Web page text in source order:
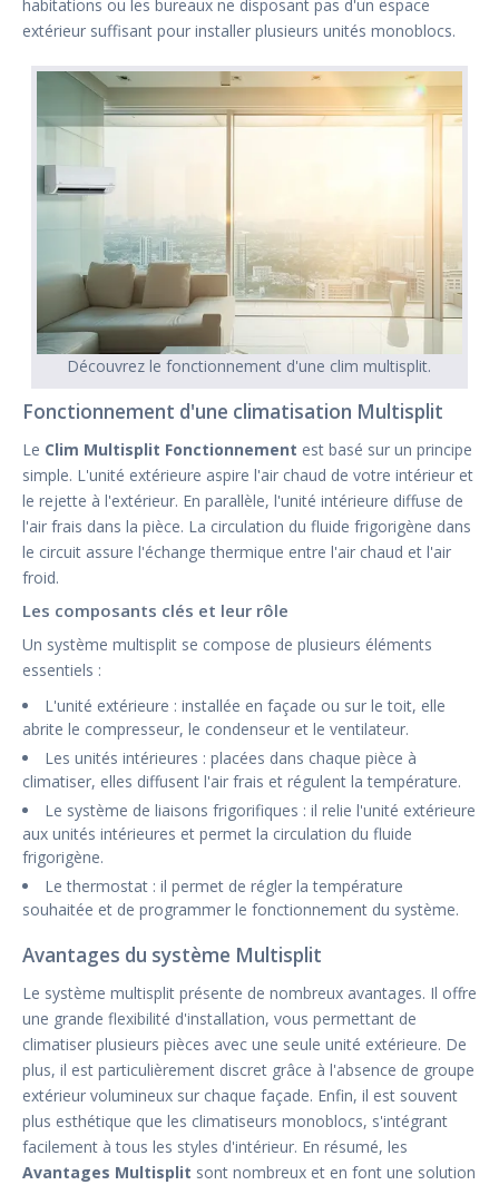
habitations ou les bureaux ne disposant pas d'un espace
extérieur suffisant pour installer plusieurs unités monoblocs.
Découvrez le fonctionnement d'une clim multisplit.
Fonctionnement d'une climatisation Multisplit
Le Clim Multisplit Fonctionnement est basé sur un principe
simple. L'unité extérieure aspire l'air chaud de votre intérieur et
le rejette à l'extérieur. En parallèle, l'unité intérieure diffuse de
l'air frais dans la pièce. La circulation du fluide frigorigène dans
le circuit assure l'échange thermique entre l'air chaud et l'air
froid.
Les composants clés et leur rôle
Un système multisplit se compose de plusieurs éléments
essentiels :
L'unité extérieure : installée en façade ou sur le toit, elle
abrite le compresseur, le condenseur et le ventilateur.
Les unités intérieures : placées dans chaque pièce à
climatiser, elles diffusent l'air frais et régulent la température.
Le système de liaisons frigorifiques : il relie l'unité extérieure
aux unités intérieures et permet la circulation du fluide
frigorigène.
Le thermostat : il permet de régler la température
souhaitée et de programmer le fonctionnement du système.
Avantages du système Multisplit
Le système multisplit présente de nombreux avantages. Il offre
une grande flexibilité d'installation, vous permettant de
climatiser plusieurs pièces avec une seule unité extérieure. De
plus, il est particulièrement discret grâce à l'absence de groupe
extérieur volumineux sur chaque façade. Enfin, il est souvent
plus esthétique que les climatiseurs monoblocs, s'intégrant
facilement à tous les styles d'intérieur. En résumé, les
Avantages Multisplit sont nombreux et en font une solution